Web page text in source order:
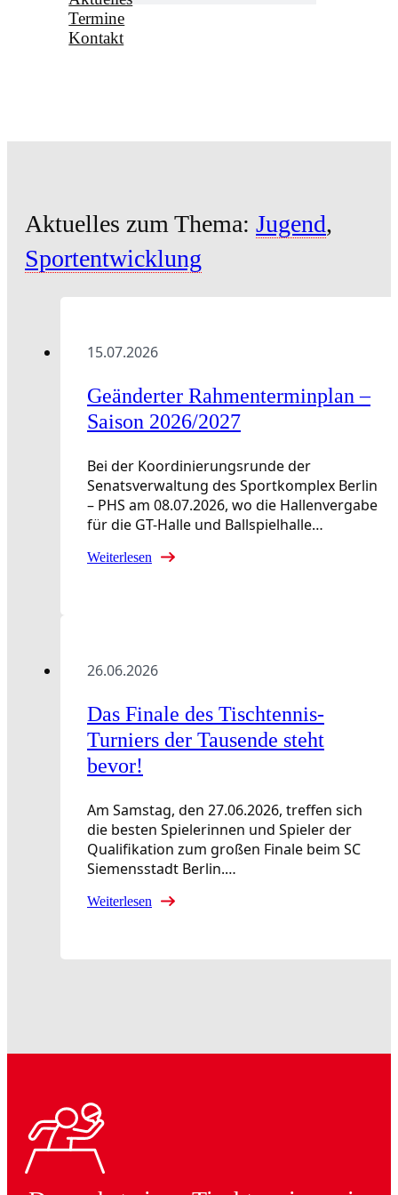
Termine
Kontakt
Aktuelles zum Thema: Jugend,
Sportentwicklung
15.07.2026
Geänderter Rahmenterminplan –
Saison 2026/2027
Bei der Koordinierungsrunde der
Senatsverwaltung des Sportkomplex Berlin
– PHS am 08.07.2026, wo die Hallenvergabe
für die GT-Halle und Ballspielhalle…
Weiterlesen
26.06.2026
Das Finale des Tischtennis-
Turniers der Tausende steht
bevor!
Am Samstag, den 27.06.2026, treffen sich
die besten Spielerinnen und Spieler der
Qualifikation zum großen Finale beim SC
Siemensstadt Berlin.…
Weiterlesen